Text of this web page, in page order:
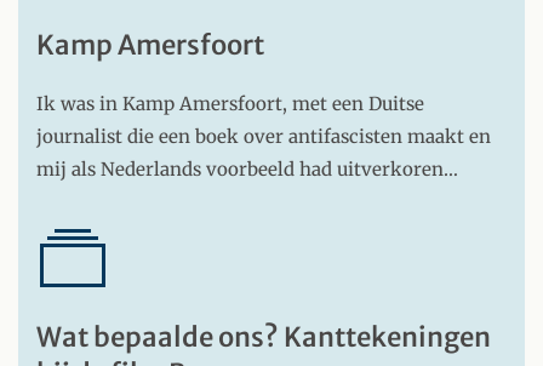
Kamp Amersfoort
Ik was in Kamp Amersfoort, met een Duitse
journalist die een boek over antifascisten maakt en
mij als Nederlands voorbeeld had uitverkoren…
Wat bepaalde ons? Kanttekeningen